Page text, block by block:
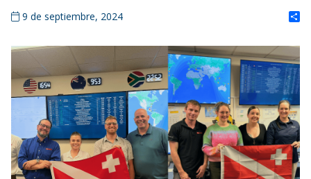
9 de septiembre, 2024